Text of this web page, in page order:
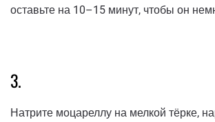
оставьте на 10–15 минут, чтобы он
3.
Натрите моцареллу на мелкой тёрке,